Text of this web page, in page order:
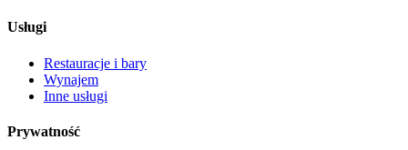
Usługi
Restauracje i bary
Wynajem
Inne usługi
Prywatność